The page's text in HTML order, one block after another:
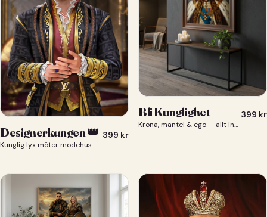
Designerkungen 👑
Kunglig lyx möter modehus — du som designerkung 👑
399 kr
Bli Kunglighet
Krona, mantel & ego — allt ingår 👑
399 kr